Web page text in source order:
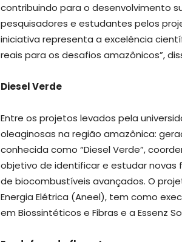
contribuindo para o desenvolvimento
pesquisadores e estudantes pelos
iniciativa representa a excelência
reais para os desafios amazônicos”,
Diesel Verde
Entre os projetos levados pela
oleaginosas na região amazônica:
conhecida como “Diesel Verde”,
objetivo de identificar e estudar
de biocombustíveis avançados. O
Energia Elétrica (Aneel), tem como
em Biossintéticos e Fibras e a Essenz